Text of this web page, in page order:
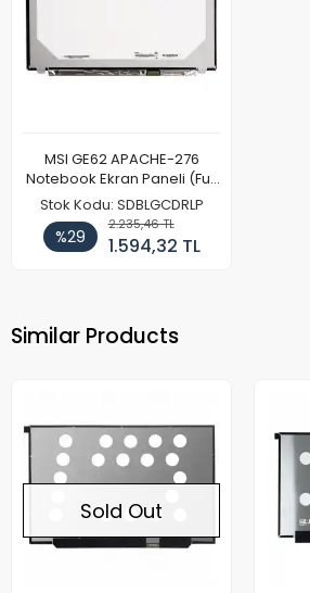
MSI GE62 APACHE-276
Notebook Ekran Paneli (Full
HD)
Stok Kodu: SDBLGCDRLP
%29
2.235,46 TL
1.594,32 TL
Similar Products
Sold Out